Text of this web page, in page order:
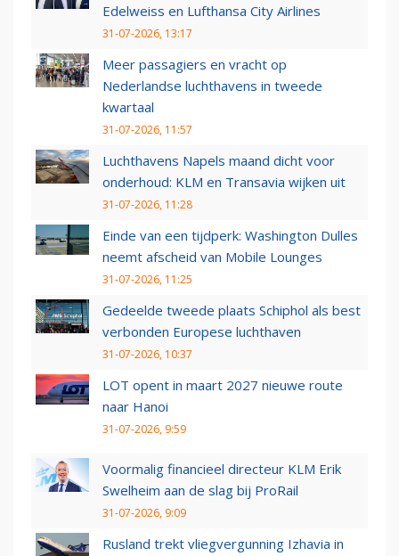
Edelweiss en Lufthansa City Airlines
31-07-2026, 13:17
Meer passagiers en vracht op
Nederlandse luchthavens in tweede
kwartaal
31-07-2026, 11:57
Luchthavens Napels maand dicht voor
onderhoud: KLM en Transavia wijken uit
31-07-2026, 11:28
Einde van een tijdperk: Washington Dulles
neemt afscheid van Mobile Lounges
31-07-2026, 11:25
Gedeelde tweede plaats Schiphol als best
verbonden Europese luchthaven
31-07-2026, 10:37
LOT opent in maart 2027 nieuwe route
naar Hanoi
31-07-2026, 9:59
Voormalig financieel directeur KLM Erik
Swelheim aan de slag bij ProRail
31-07-2026, 9:09
Rusland trekt vliegvergunning Izhavia in